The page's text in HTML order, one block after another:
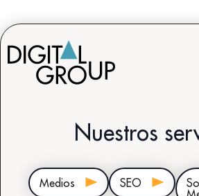
Nuestros
Medios SEO